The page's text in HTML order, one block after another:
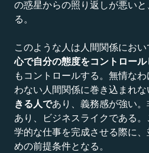
の惑星からの照り返しが悪いと
る。
このような人は人間関係におい
心で自分の態度をコントロール
もコントロールする。無情なわ
わない人間関係に巻き込まれな
きる人であり、義務感が強い。
あり、ビジネスライクである。
学的な仕事を完成させる際に、
めの前提条件となる。